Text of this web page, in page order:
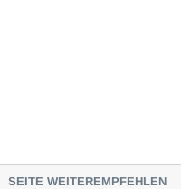
SEITE WEITEREMPFEHLEN